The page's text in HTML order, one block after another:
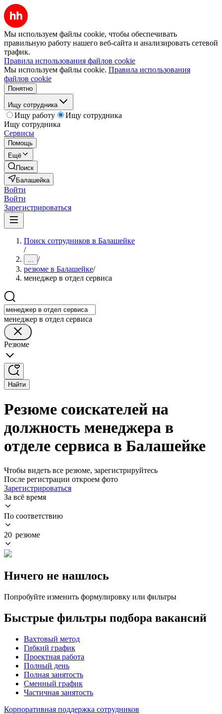
Мы используем файлы cookie, чтобы обеспечивать
правильную работу нашего веб-сайта и анализировать сетевой
трафик.
Правила использования файлов cookie
Мы используем файлы cookie. Правила использования
файлов cookie
Понятно
Ищу сотрудника
Ищу работу
Ищу сотрудника
Ищу сотрудника
Сервисы
Помощь
Ещё
Поиск
Балашейка
Войти
Войти
Зарегистрироваться
Поиск сотрудников в Балашейке
/
... /
резюме в Балашейке/
менеджер в отдел сервиса
менеджер в отдел сервиса
Резюме
Найти
Резюме соискателей на
должность менеджера в
отделе сервиса в Балашейке
Чтобы видеть все резюме, зарегистрируйтесь
После регистрации откроем фото
Зарегистрироваться
За всё время
По соответствию
20 резюме
Ничего не нашлось
Попробуйте изменить формулировку или фильтры
Быстрые фильтры подбора вакансий
Вахтовый метод
Гибкий график
Проектная работа
Полный день
Полная занятость
Сменный график
Частичная занятость
Корпоративная поддержка сотрудников